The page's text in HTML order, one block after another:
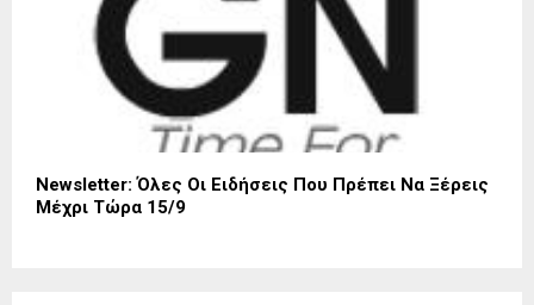
Newsletter: Όλες Οι Ειδήσεις Που Πρέπει Να Ξέρεις
Μέχρι Τώρα 15/9